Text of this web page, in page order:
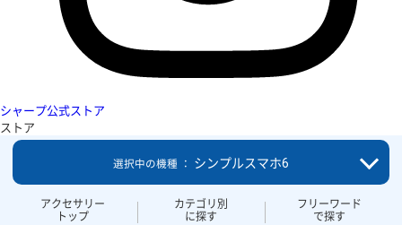
シャープ公式ストア
ストア
アクセサリー
トップ
カテゴリ別
に探す
フリーワード
で探す
選択中の機種 ： シンプルスマホ6